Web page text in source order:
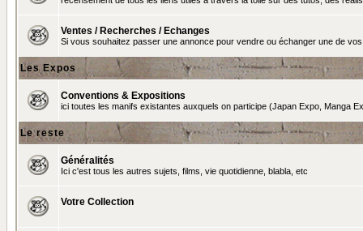
Ventes / Recherches / Echanges
Si vous souhaitez passer une annonce pour vendre ou échanger une de
Les Expos
Conventions & Expositions
ici toutes les manifs existantes auxquels on participe (Japan Expo, Manga
Le reste
Généralités
Ici c'est tous les autres sujets, films, vie quotidienne, blabla, etc
Votre Collection